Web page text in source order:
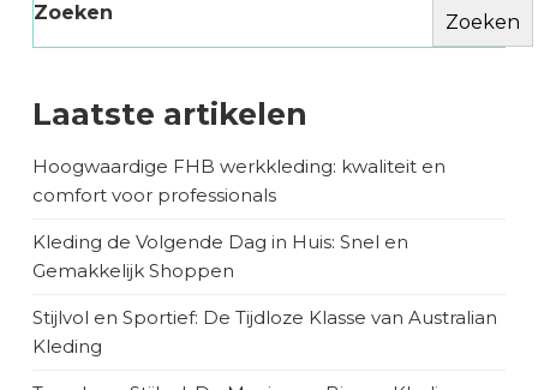
Zoeken Zoeken
Laatste artikelen
Hoogwaardige FHB werkkleding: kwaliteit en
comfort voor professionals
Kleding de Volgende Dag in Huis: Snel en
Gemakkelijk Shoppen
Stijlvol en Sportief: De Tijdloze Klasse van Australian
Kleding